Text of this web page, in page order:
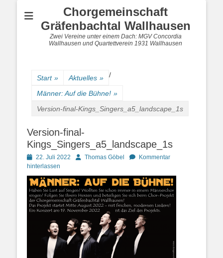
Chorgemeinschaft
Gräfenbachtal Wallhausen
Zwei Vereine unter einem Dach: MGV Concordia
Wallhausen und Quartettverein 1931 Wallhausen
Start » Aktuelles » /
Männer: Auf die Bühne! »
Version-final-Kings_Singers_a5_landscape_1s
Version-final-
Kings_Singers_a5_landscape_1s
Posted
on
22. Juli 2022 AutorThomas Göbel
Kommentar
hinterlassen